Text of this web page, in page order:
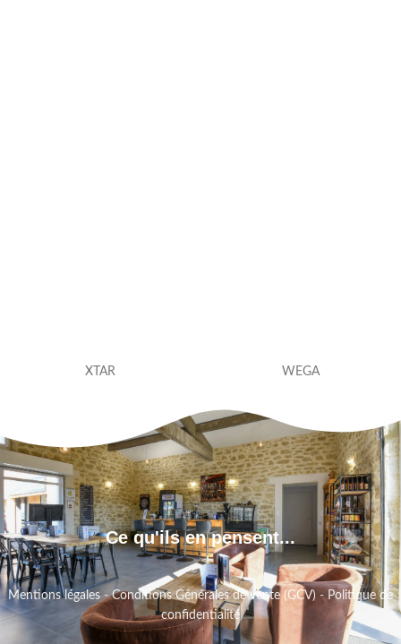
XTAR WEGA
Ce qu'ils en pensent...
Mentions légales-Conditions Générales de vente (GCV) - Politique de
confidentialité